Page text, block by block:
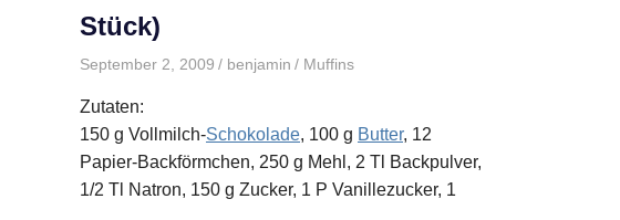
Stück)
September 2, 2009 benjamin Muffins
Zutaten:
150 g Vollmilch-Schokolade, 100 g Butter, 12
Papier-Backförmchen, 250 g Mehl, 2 Tl Backpulver,
1/2 Tl Natron, 150 g Zucker, 1 P Vanillezucker, 1